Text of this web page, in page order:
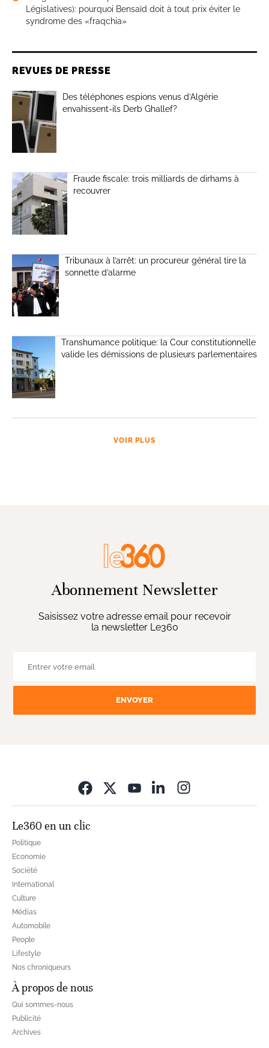
Législatives): pourquoi Bensaïd doit à tout prix éviter le
syndrome des «fraqchia»
REVUES DE PRESSE
Des téléphones espions venus d’Algérie
envahissent-ils Derb Ghallef?
Fraude fiscale: trois milliards de dirhams à
recouvrer
Tribunaux à l’arrêt: un procureur général tire la
sonnette d’alarme
Transhumance politique: la Cour constitutionnelle
valide les démissions de plusieurs parlementaires
VOIR PLUS
Abonnement Newsletter
Saisissez votre adresse email pour recevoir
la newsletter Le360
ENVOYER
Le360 en un clic
Politique
Economie
Société
International
Culture
Médias
Automobile
People
Lifestyle
Nos chroniqueurs
À propos de nous
Qui sommes-nous
Publicité
Archives